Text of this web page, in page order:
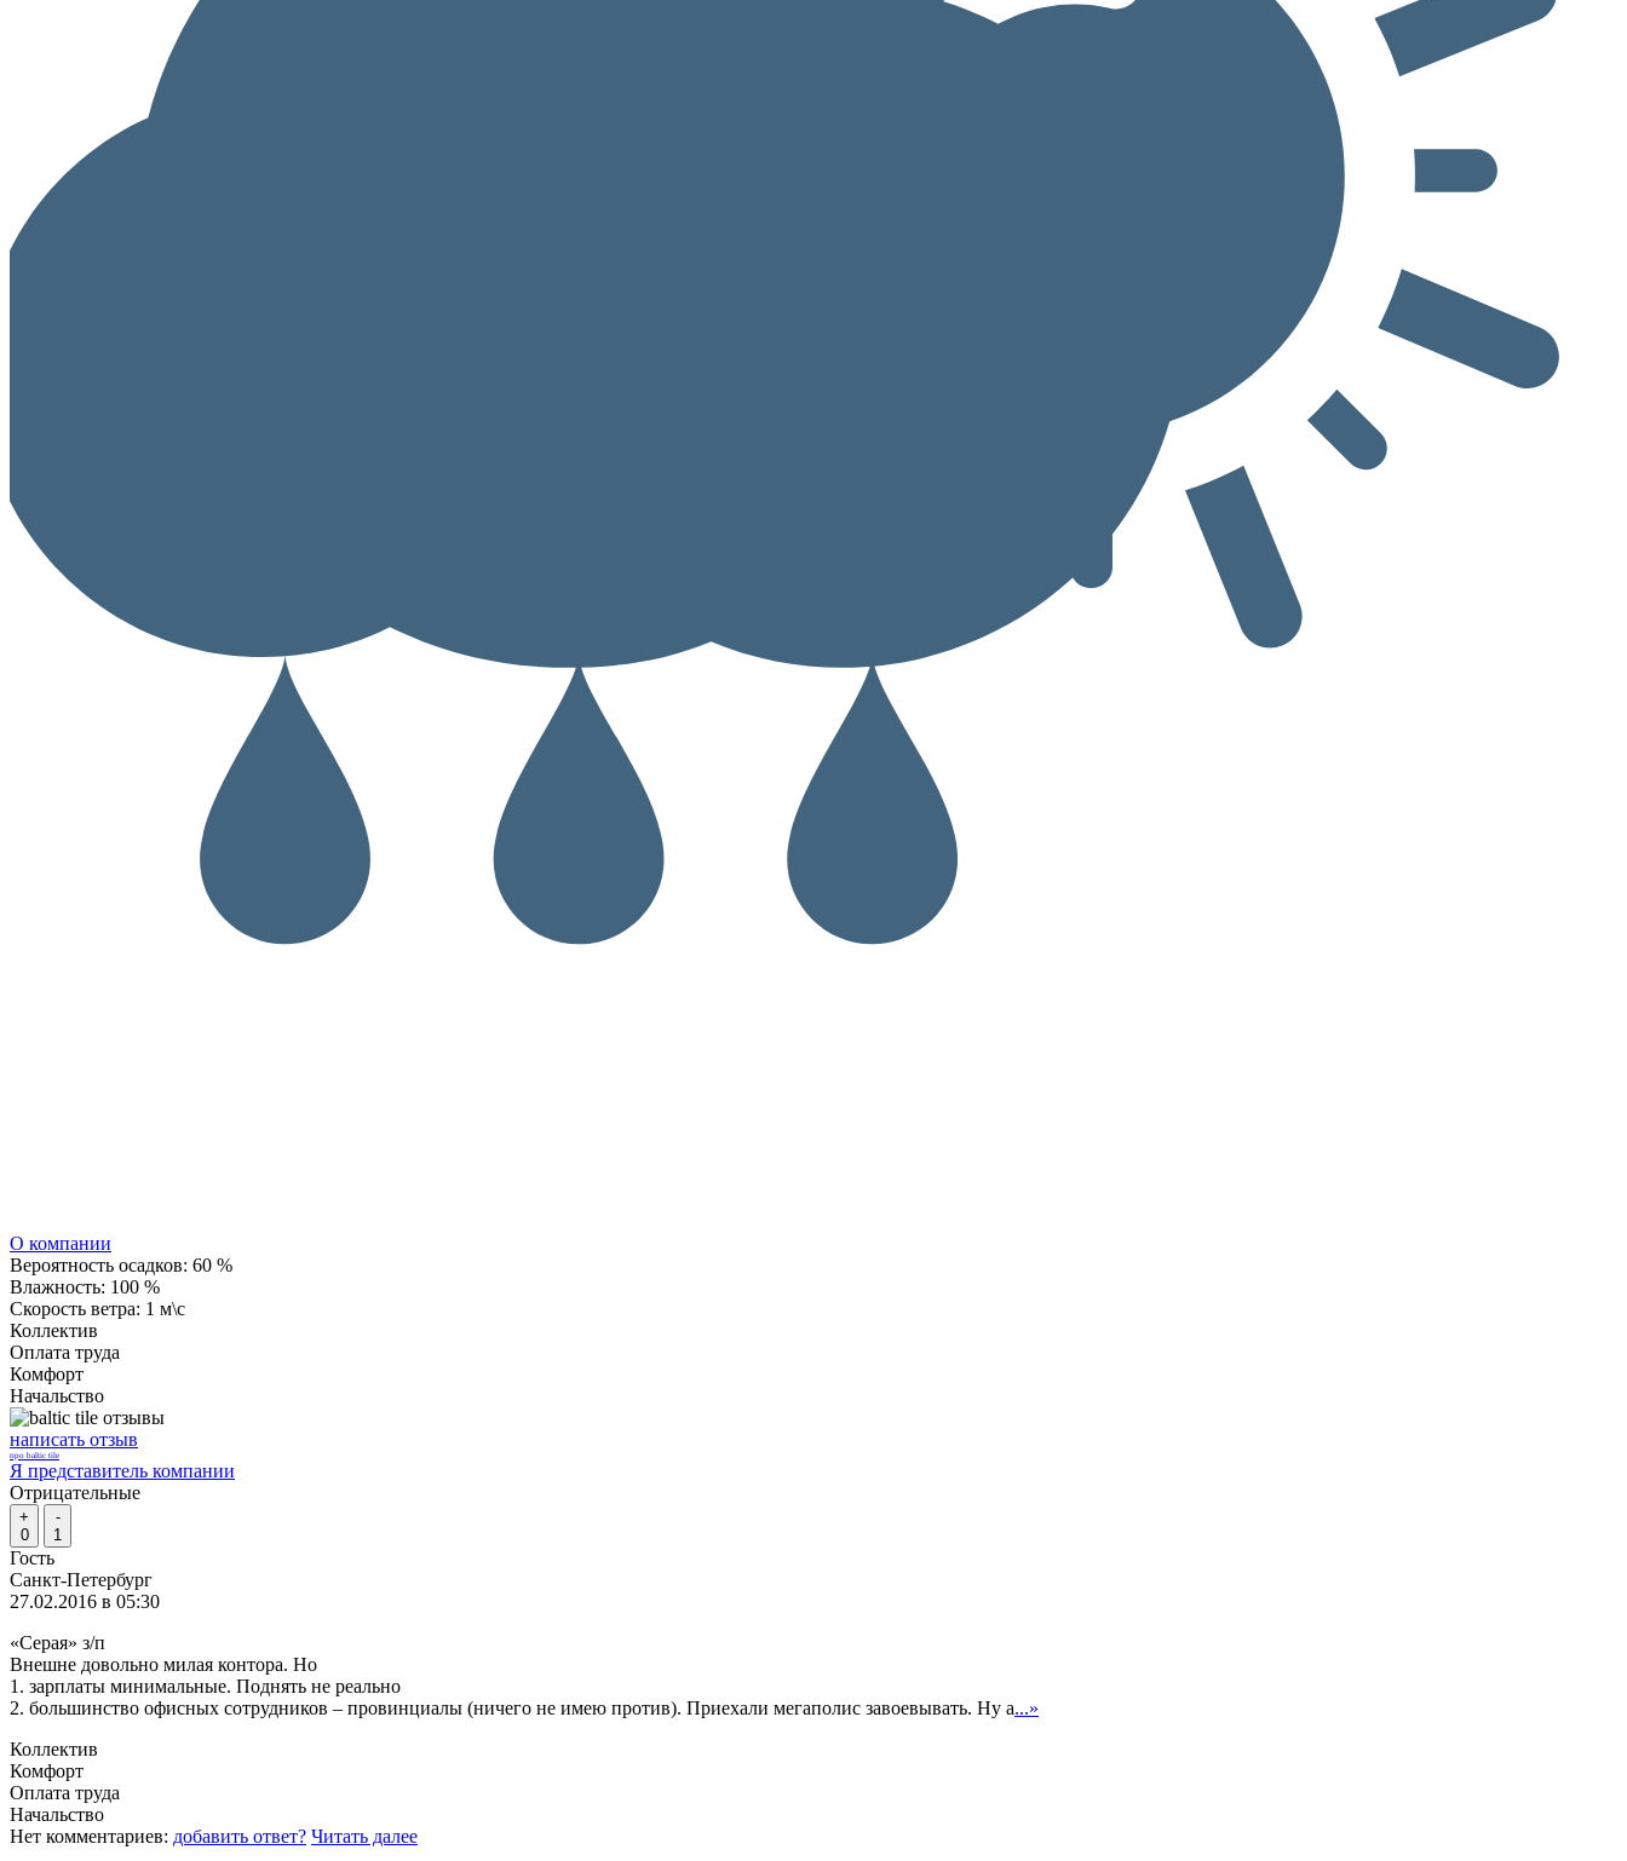
О компании
Вероятность осадков: 60 %
Влажность: 100 %
Скорость ветра: 1 м\с
Коллектив
Оплата труда
Комфорт
Начальство
написать отзыв
про baltic tile
Я представитель компании
Отрицательные
+
0
-
1
Гость
Санкт-Петербург
27.02.2016 в 05:30
«Серая» з/п
Внешне довольно милая контора. Но
1. зарплаты минимальные. Поднять не реально
2. большинство офисных сотрудников – провинциалы (ничего не имею против). Приехали мегаполис завоевывать. Ну а...»
Коллектив
Комфорт
Оплата труда
Начальство
Нет комментариев: добавить ответ? Читать далее